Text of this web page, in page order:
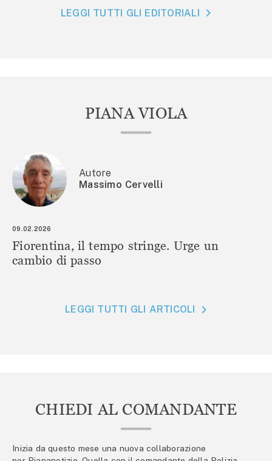
LEGGI TUTTI GLI EDITORIALI
PIANA VIOLA
Autore
Massimo Cervelli
09.02.2026
Fiorentina, il tempo stringe. Urge un
cambio di passo
LEGGI TUTTI GLI ARTICOLI
CHIEDI AL COMANDANTE
Inizia da questo mese una nuova collaborazione